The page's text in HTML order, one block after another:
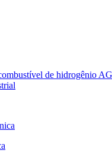
de hidrogênio